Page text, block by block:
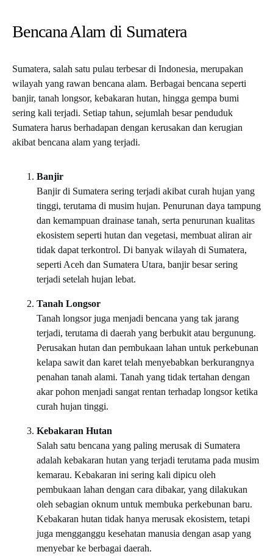
Bencana Alam di Sumatera
Sumatera, salah satu pulau terbesar di Indonesia, merupakan
wilayah yang rawan bencana alam. Berbagai bencana seperti
banjir, tanah longsor, kebakaran hutan, hingga gempa bumi
sering kali terjadi. Setiap tahun, sejumlah besar penduduk
Sumatera harus berhadapan dengan kerusakan dan kerugian
akibat bencana alam yang terjadi.
Banjir
Banjir di Sumatera sering terjadi akibat curah hujan yang
tinggi, terutama di musim hujan. Penurunan daya tampung
dan kemampuan drainase tanah, serta penurunan kualitas
ekosistem seperti hutan dan vegetasi, membuat aliran air
tidak dapat terkontrol. Di banyak wilayah di Sumatera,
seperti Aceh dan Sumatera Utara, banjir besar sering
terjadi setelah hujan lebat.
Tanah Longsor
Tanah longsor juga menjadi bencana yang tak jarang
terjadi, terutama di daerah yang berbukit atau bergunung.
Perusakan hutan dan pembukaan lahan untuk perkebunan
kelapa sawit dan karet telah menyebabkan berkurangnya
penahan tanah alami. Tanah yang tidak tertahan dengan
akar pohon menjadi sangat rentan terhadap longsor ketika
curah hujan tinggi.
Kebakaran Hutan
Salah satu bencana yang paling merusak di Sumatera
adalah kebakaran hutan yang terjadi terutama pada musim
kemarau. Kebakaran ini sering kali dipicu oleh
pembukaan lahan dengan cara dibakar, yang dilakukan
oleh sebagian oknum untuk membuka perkebunan baru.
Kebakaran hutan tidak hanya merusak ekosistem, tetapi
juga mengganggu kesehatan manusia dengan asap yang
menyebar ke berbagai daerah.